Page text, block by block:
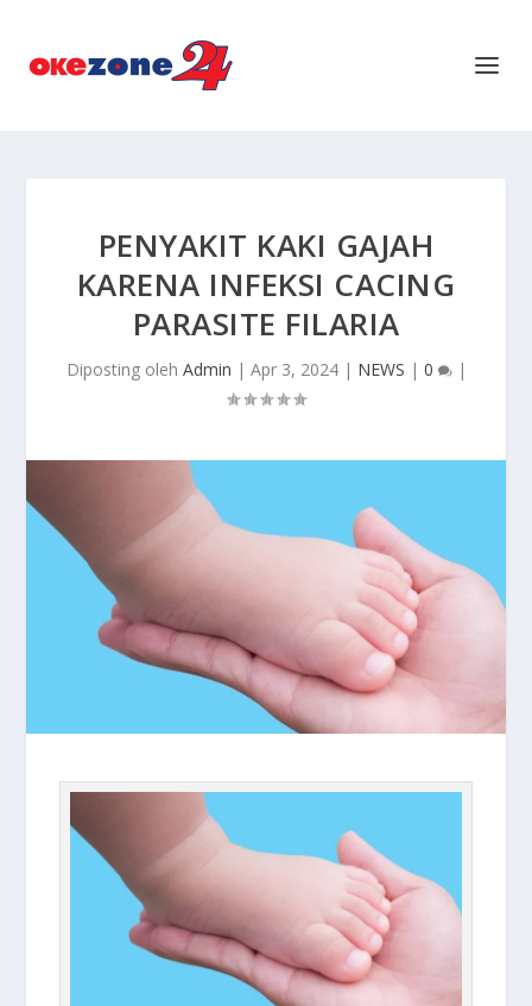
PENYAKIT KAKI GAJAH
KARENA INFEKSI CACING
PARASITE FILARIA
Diposting oleh Admin | Apr 3, 2024| NEWS | 0 |